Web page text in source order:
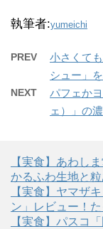
執筆者:yumeichi
PREV
小さくて
シュー」
NEXT
パフェか
ェ）」の
【実食】あわし
かるふわ生地と
【実食】ヤマザ
ン」レビュー！
【実食】パスコ